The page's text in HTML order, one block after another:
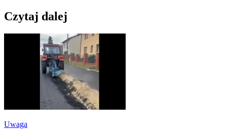
Czytaj dalej
Uwaga